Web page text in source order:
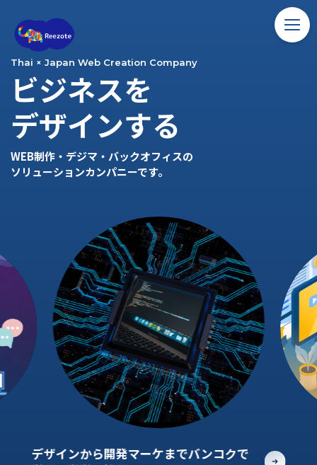
ホーム
ソリューション
バンコク留学
コラム
Thai × Japan Web Creation Company
ビジネスを
デザインする
WEB制作・デジマ・バックオフィスの
ソリューションカンパニーです。
デザインから開発マーケまでバンコクで